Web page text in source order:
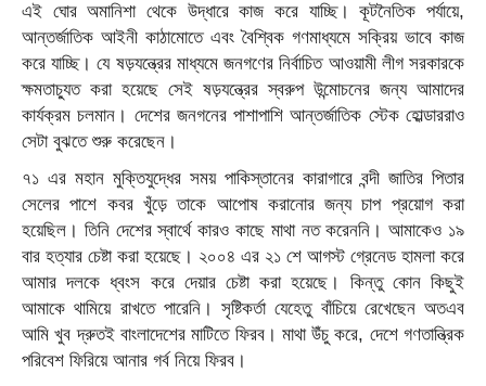
এই ঘোর অমানিশা থেকে উদ্ধারে কাজ করে যাচ্ছি। কূটনৈতিক পর্যায়ে,
আন্তর্জাতিক আইনী কাঠামোতে এবং বৈশ্বিক গণমাধ্যমে সক্রিয় ভাবে কাজ
করে যাচ্ছি। যে ষড়যন্ত্রের মাধ্যমে জনগণের নির্বাচিত আওয়ামী লীগ সরকারকে
ক্ষমতাচ্যুত করা হয়েছে সেই ষড়যন্ত্রের স্বরুপ উন্মোচনের জন্য আমাদের
কার্যক্রম চলমান। দেশের জনগনের পাশাপাশি আন্তর্জাতিক স্টেক হোল্ডাররাও
সেটা বুঝতে শুরু করেছেন।
৭১ এর মহান মুক্তিযুদ্ধের সময় পাকিস্তানের কারাগারে বন্দী জাতির পিতার
সেলের পাশে কবর খুঁড়ে তাকে আপোষ করানোর জন্য চাপ প্রয়োগ করা
হয়েছিল। তিনি দেশের স্বার্থে কারও কাছে মাথা নত করেননি। আমাকেও ১৯
বার হত্যার চেষ্টা করা হয়েছে। ২০০৪ এর ২১ শে আগস্ট গ্রেনেড হামলা করে
আমার দলকে ধ্বংস করে দেয়ার চেষ্টা করা হয়েছে। কিন্তু কোন কিছুই
আমাকে থামিয়ে রাখতে পারেনি। সৃষ্টিকর্তা যেহেতু বাঁচিয়ে রেখেছেন অতএব
আমি খুব দ্রুতই বাংলাদেশের মাটিতে ফিরব। মাথা উঁচু করে, দেশে গণতান্ত্রিক
পরিবেশ ফিরিয়ে আনার গর্ব নিয়ে ফিরব।